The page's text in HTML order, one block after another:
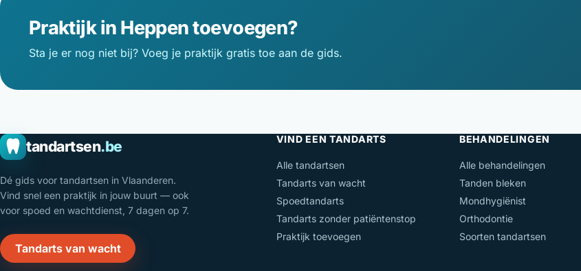
Praktijk in Heppen toevoegen?
Sta je er nog niet bij? Voeg je praktijk gratis toe aan de gids.
tandartsen.be
Dé gids voor tandartsen in Vlaanderen.
Vind snel een praktijk in jouw buurt — ook
voor spoed en wachtdienst, 7 dagen op 7.
Tandarts van wacht
VIND EEN TANDARTS
Alle tandartsen
Tandarts van wacht
Spoedtandarts
Tandarts zonder patiëntenstop
Praktijk toevoegen
BEHANDELINGEN
Alle behandelingen
Tanden bleken
Mondhygiënist
Orthodontie
Soorten tandartsen